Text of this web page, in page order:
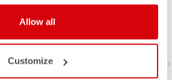
Allow all
Customize
toute
Gabba,
élevé de
navigate_next
Les couvre-chaussures pour des
doublé de polaire avec un
chaud et au sec. La longue
fermeture zippée et le tissu
navigate_before